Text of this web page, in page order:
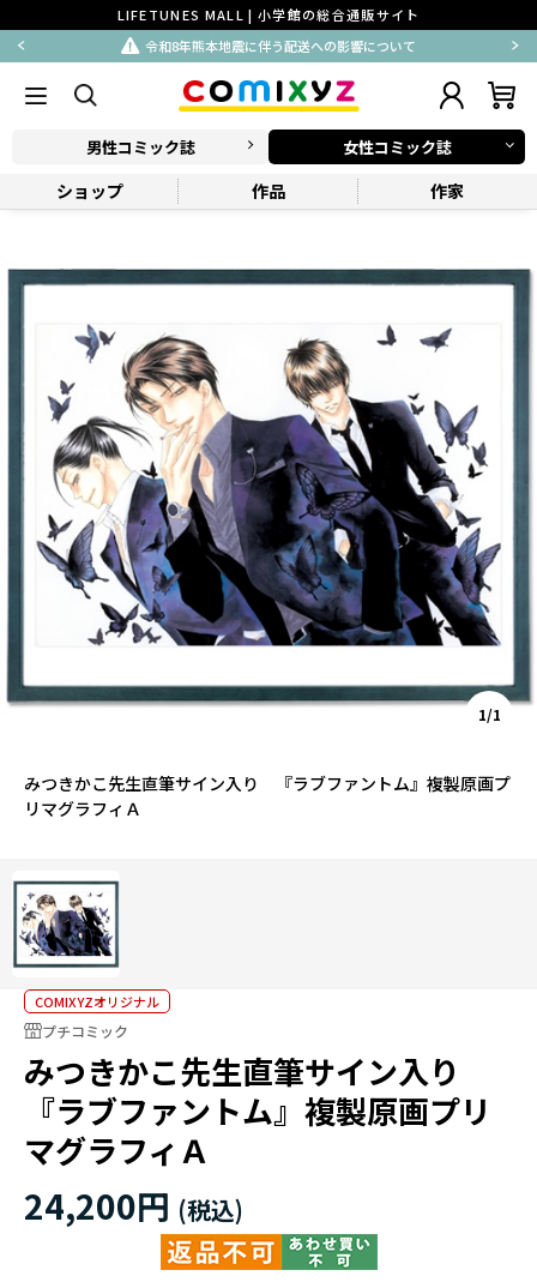
LIFETUNES MALL | 小学館の総合通販サイト
令和8年熊本地震に伴う配送への影響について
男性コミック誌 女性コミック誌
ショップ 作品 作家
みつきかこ先生直筆サイン入り 『ラブファントム』複製原画プ
リマグラフィＡ
1/1
COMIXYZオリジナル
プチコミック
みつきかこ先生直筆サイン入り
『ラブファントム』複製原画プリ
マグラフィＡ
24,200円